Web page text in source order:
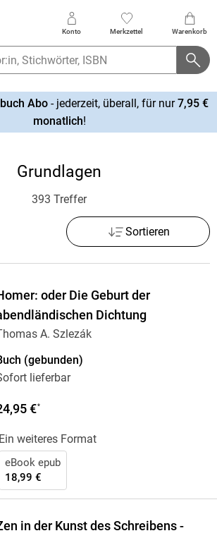
Konto Merkzettel Warenkorb
Abo- jederzeit, überall, für nur7,95 €
monatlich!
Grundlagen
393 Treffer
Sortieren
oder Die Geburt der
Dichtung
A. Szlezák
(gebunden)
lieferbar
€*
Ein weiteres Format
eBook epub
18,99 €
in der Kunst des Schreibens -